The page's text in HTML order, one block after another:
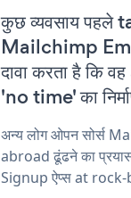
कुछ व्यवसाय
Mailchimp
दावा करता है
'no time' का
अन्य लोग ओपन सोर्स
abroad ढूंढने का
Signup ऐप्स at